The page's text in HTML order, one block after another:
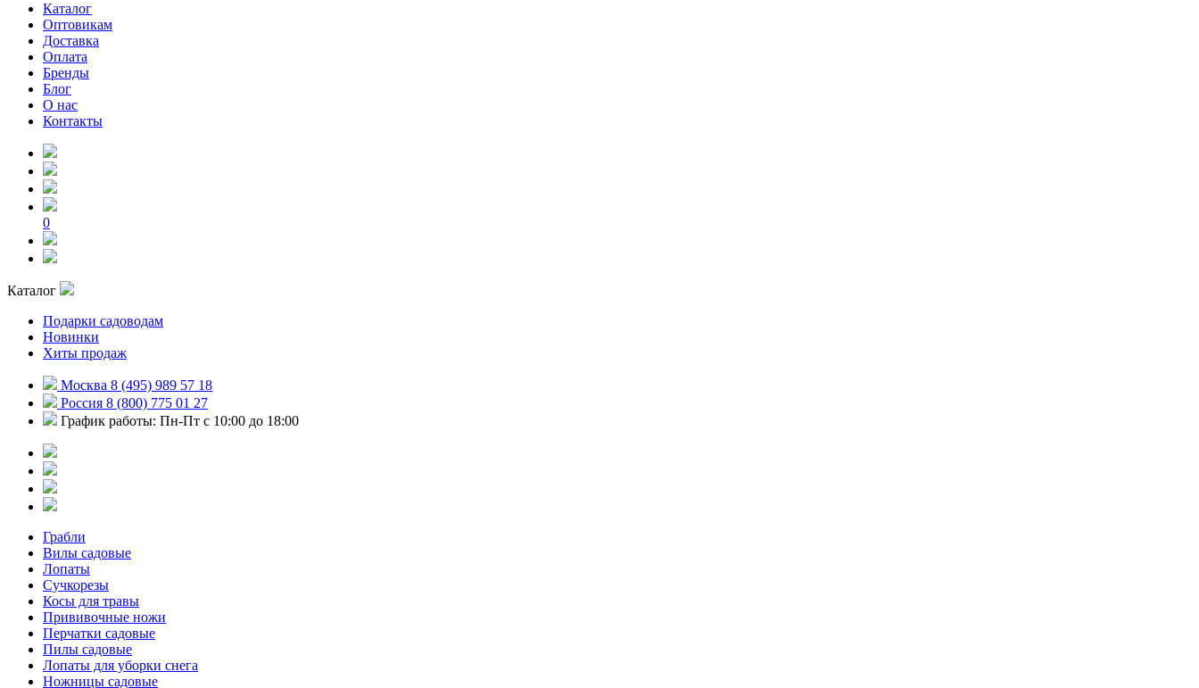
Каталог
Оптовикам
Доставка
Оплата
Бренды
Блог
О нас
Контакты
0
Каталог
Подарки садоводам
Новинки
Хиты продаж
Москва 8 (495) 989 57 18
Россия 8 (800) 775 01 27
График работы: Пн-Пт с 10:00 до 18:00
Грабли
Вилы садовые
Лопаты
Сучкорезы
Косы для травы
Прививочные ножи
Перчатки садовые
Пилы садовые
Лопаты для уборки снега
Ножницы садовые